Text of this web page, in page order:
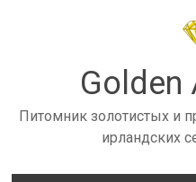
Golden
Питомник золотистых и
ирландских